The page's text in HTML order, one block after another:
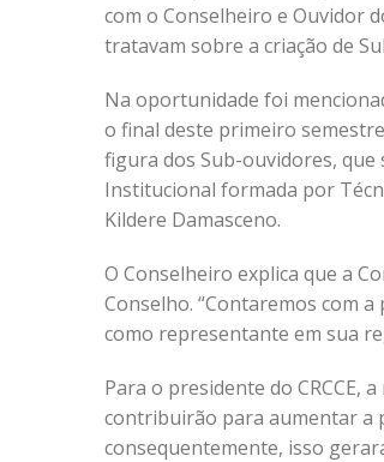
com o Conselheiro e Ouvidor
tratavam sobre a criação de
Na oportunidade foi
o final deste primeiro
figura dos Sub-ouvidores, que
Institucional formada por
Kildere Damasceno.
O Conselheiro explica que a
Conselho. “Contaremos com
como representante em sua
Para o presidente do
contribuirão para aumentar a
consequentemente, isso